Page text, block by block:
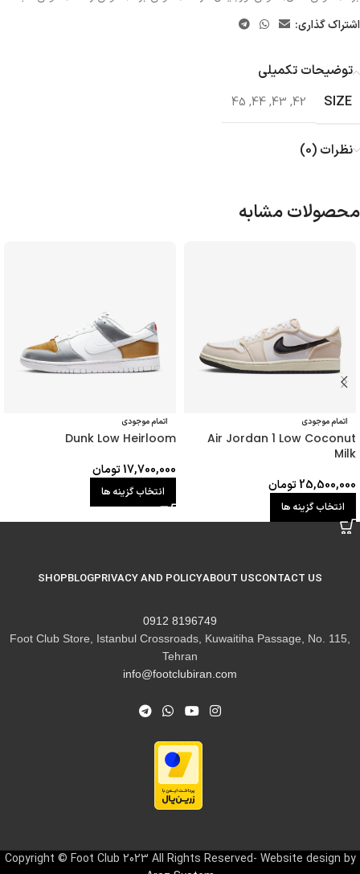
اشتراک گذاری:
توضیحات تکمیلی
SIZE
42
,
43
,
44
,
45
نظرات (0)
محصولات مشابه
اتمام موجودی
Air Jordan 1 Low Coconut
Milk
25,500,000تومان
انتخاب گزینه ها
اتمام موجودی
Dunk Low Heirloom
17,700,000تومان
انتخاب گزینه ها
CONTACT US
ABOUT US
PRIVACY AND POLICY
BLOG
SHOP
8196749 0912
Foot Club Store, Istanbul Crossroads, Kuwaitiha Passage, No. 115,
Tehran
info@footclubiran.com
Copyright © Foot Club 2023 All Rights Reserved- Website design by